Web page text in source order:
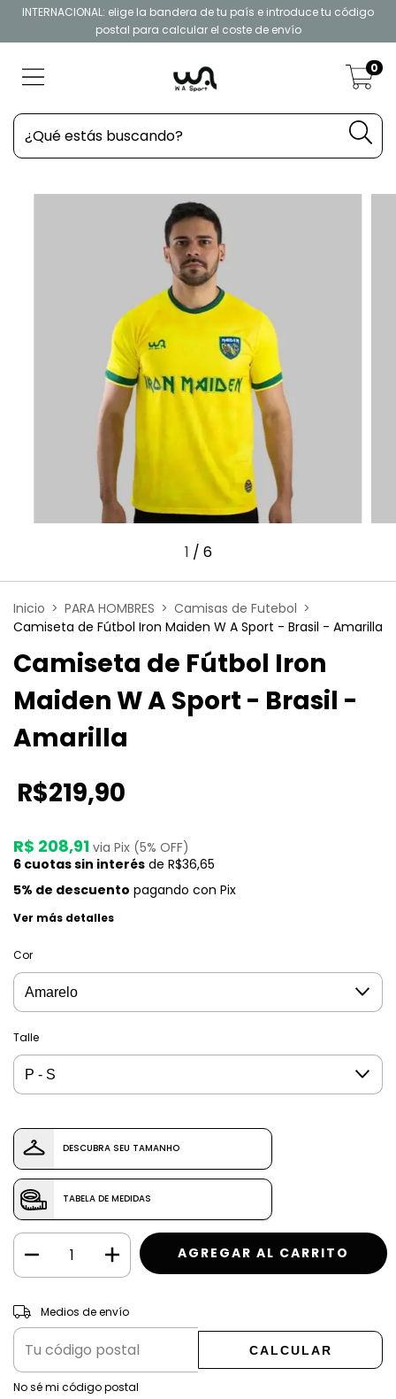
INTERNACIONAL: elige la bandera de tu país e introduce tu código
postal para calcular el coste de envío
0
1 / 6
Inicio > PARA HOMBRES > Camisas de Futebol >
Camiseta de Fútbol Iron Maiden W A Sport - Brasil - Amarilla
Camiseta de Fútbol Iron
Maiden W A Sport - Brasil -
Amarilla
R$219,90
R$ 208,91 via Pix (5% OFF)
6 cuotas sin interés de R$36,65
5% de descuento pagando con Pix
Ver más detalles
Cor
Talle
DESCUBRA SEU TAMANHO
TABELA DE MEDIDAS
Entregas para el CP:
Medios de envío
CALCULAR
No sé mi código postal